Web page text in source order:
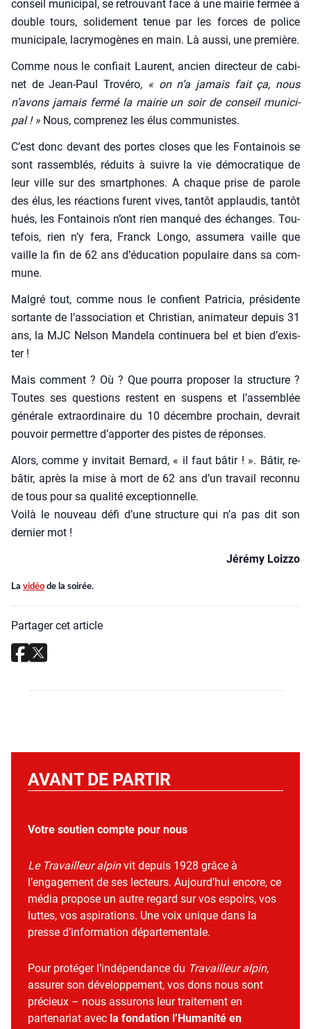
conseil muni­ci­pal, se retrou­vant face à une mai­rie fer­mée à
double tours, soli­de­ment tenue par les forces de police
muni­ci­pale, lacry­mo­gènes en main. Là aus­si, une pre­mière.
Comme nous le confiait Laurent, ancien direc­teur de cabi­
net de Jean-Paul Tro­vé­ro, « on n’a jamais fait ça, nous
n’avons jamais fer­mé la mai­rie un soir de conseil muni­ci­
pal ! » Nous, com­pre­nez les élus com­mu­nistes.
C’est donc devant des portes closes que les Fon­tai­nois se
sont ras­sem­blés, réduits à suivre la vie démo­cra­tique de
leur ville sur des smart­phones. A chaque prise de parole
des élus, les réac­tions furent vives, tan­tôt applau­dis, tan­tôt
hués, les Fon­tai­nois n’ont rien man­qué des échanges. Tou­
te­fois, rien n’y fera, Franck Lon­go, assu­me­ra vaille que
vaille la fin de 62 ans d’éducation popu­laire dans sa com­
mune.
Mal­gré tout, comme nous le confient Patri­cia, pré­si­dente
sor­tante de l’as­so­cia­tion et Chris­tian, ani­ma­teur depuis 31
ans, la MJC Nel­son Man­de­la conti­nue­ra bel et bien d’exis­
ter !
Mais com­ment ? Où ? Que pour­ra pro­po­ser la struc­ture ?
Toutes ses ques­tions res­tent en sus­pens et l’as­sem­blée
géné­rale extra­or­di­naire du 10 décembre pro­chain, devrait
pou­voir per­mettre d’ap­por­ter des pistes de réponses.
Alors, comme y invi­tait Ber­nard, « il faut bâtir ! ». Bâtir, re-
bâtir, après la mise à mort de 62 ans d’un tra­vail recon­nu
de tous pour sa qua­li­té excep­tion­nelle.
Voi­là le nou­veau défi d’une struc­ture qui n’a pas dit son
der­nier mot !
Jéré­my Loiz­zo
La vidéo de la soi­rée.
Partager cet article
AVANT DE PARTIR
Votre soutien compte pour nous
Le Travailleur alpinvit depuis 1928 grâce à
l’engagement de ses lecteurs. Aujourd’hui encore, ce
média propose un autre regard sur vos espoirs, vos
luttes, vos aspirations. Une voix unique dans la
presse d’information départementale.
Pour protéger l’indépendance du Travailleur alpin,
assurer son développement, vos dons nous sont
précieux – nous assurons leur traitement en
partenariat avec la fondation l’Humanité en